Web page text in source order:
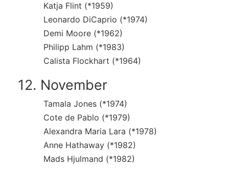
Katja Flint (*1959)
Leonardo DiCaprio (*1974)
Demi Moore (*1962)
Philipp Lahm (*1983)
Calista Flockhart (*1964)
12. November
Tamala Jones (*1974)
Cote de Pablo (*1979)
Alexandra Maria Lara (*1978)
Anne Hathaway (*1982)
Mads Hjulmand (*1982)